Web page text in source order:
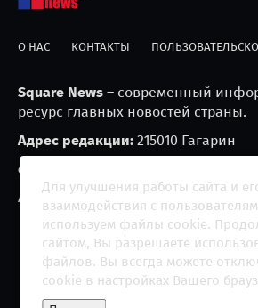
О НАС КОНТАКТЫ
Square News – современный
ресурс главных новостей страны.
Адрес редакции: 215010 Гагарин
e-mail:
Агрегатор новостей «Square news»
Copyright 2013 - ©
2026 All rights
Для улучшения работы сайта и
взаимодействия с
используем файлы cookie.
сайтом, Вы разрешаете
файлов. Вы всегда можете
cookie в настройках Вашего